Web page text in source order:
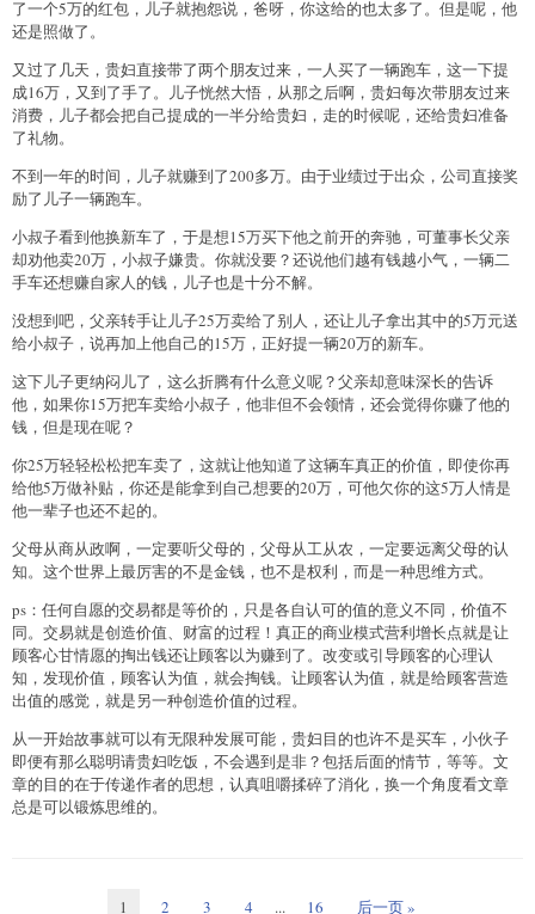
了一个5万的红包，儿子就抱怨说，爸呀，你这给的也太多了。但是呢，他
还是照做了。
又过了几天，贵妇直接带了两个朋友过来，一人买了一辆跑车，这一下提
成16万，又到了手了。儿子恍然大悟，从那之后啊，贵妇每次带朋友过来
消费，儿子都会把自己提成的一半分给贵妇，走的时候呢，还给贵妇准备
了礼物。
不到一年的时间，儿子就赚到了200多万。由于业绩过于出众，公司直接奖
励了儿子一辆跑车。
小叔子看到他换新车了，于是想15万买下他之前开的奔驰，可董事长父亲
却劝他卖20万，小叔子嫌贵。你就没要？还说他们越有钱越小气，一辆二
手车还想赚自家人的钱，儿子也是十分不解。
没想到吧，父亲转手让儿子25万卖给了别人，还让儿子拿出其中的5万元送
给小叔子，说再加上他自己的15万，正好提一辆20万的新车。
这下儿子更纳闷儿了，这么折腾有什么意义呢？父亲却意味深长的告诉
他，如果你15万把车卖给小叔子，他非但不会领情，还会觉得你赚了他的
钱，但是现在呢？
你25万轻轻松松把车卖了，这就让他知道了这辆车真正的价值，即使你再
给他5万做补贴，你还是能拿到自己想要的20万，可他欠你的这5万人情是
他一辈子也还不起的。
父母从商从政啊，一定要听父母的，父母从工从农，一定要远离父母的认
知。这个世界上最厉害的不是金钱，也不是权利，而是一种思维方式。
ps：任何自愿的交易都是等价的，只是各自认可的值的意义不同，价值不
同。交易就是创造价值、财富的过程！真正的商业模式营利增长点就是让
顾客心甘情愿的掏出钱还让顾客以为赚到了。改变或引导顾客的心理认
知，发现价值，顾客认为值，就会掏钱。让顾客认为值，就是给顾客营造
出值的感觉，就是另一种创造价值的过程。
从一开始故事就可以有无限种发展可能，贵妇目的也许不是买车，小伙子
即便有那么聪明请贵妇吃饭，不会遇到是非？包括后面的情节，等等。文
章的目的在于传递作者的思想，认真咀嚼揉碎了消化，换一个角度看文章
总是可以锻炼思维的。
1 2 3 4 ... 16 后一页 »